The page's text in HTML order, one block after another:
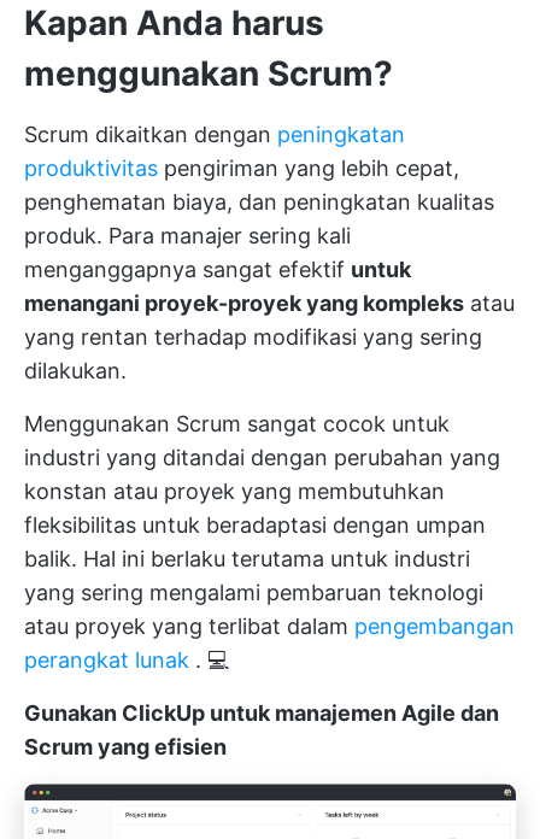
Kapan Anda harus
menggunakan Scrum?
Scrum dikaitkan dengan peningkatan
produktivitas pengiriman yang lebih cepat,
penghematan biaya, dan peningkatan kualitas
produk. Para manajer sering kali
menganggapnya sangat efektif untuk
menangani proyek-proyek yang kompleks atau
yang rentan terhadap modifikasi yang sering
dilakukan.
Menggunakan Scrum sangat cocok untuk
industri yang ditandai dengan perubahan yang
konstan atau proyek yang membutuhkan
fleksibilitas untuk beradaptasi dengan umpan
balik. Hal ini berlaku terutama untuk industri
yang sering mengalami pembaruan teknologi
atau proyek yang terlibat dalam pengembangan
perangkat lunak . 💻
Gunakan ClickUp untuk manajemen Agile dan
Scrum yang efisien